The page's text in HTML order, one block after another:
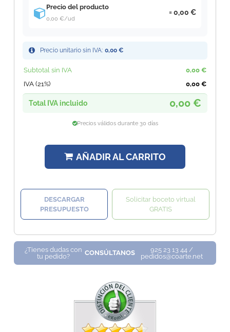
Precio del producto
0,00 €/ud
0,00 €
Precio unitario sin IVA: 0,00 €
Subtotal sin IVA
0,00 €
IVA (21%)
0,00 €
Total IVA incluido 0,00 €
Precios válidos durante 30 días
AÑADIR AL CARRITO
DESCARGAR
PRESUPUESTO
Solicitar boceto virtual
GRATIS
¿Tienes dudas con
tu pedido?
CONSÚLTANOS
925 23 13 44 /
pedidos@coarte.net